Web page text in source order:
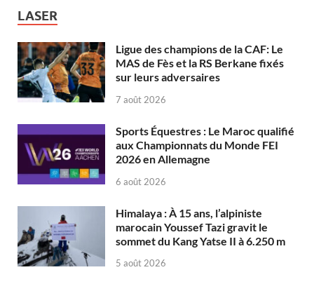
LASER
Ligue des champions de la CAF: Le
MAS de Fès et la RS Berkane fixés
sur leurs adversaires
7 août 2026
Sports Équestres : Le Maroc qualifié
aux Championnats du Monde FEI
2026 en Allemagne
6 août 2026
Himalaya : À 15 ans, l’alpiniste
marocain Youssef Tazi gravit le
sommet du Kang Yatse II à 6.250 m
5 août 2026